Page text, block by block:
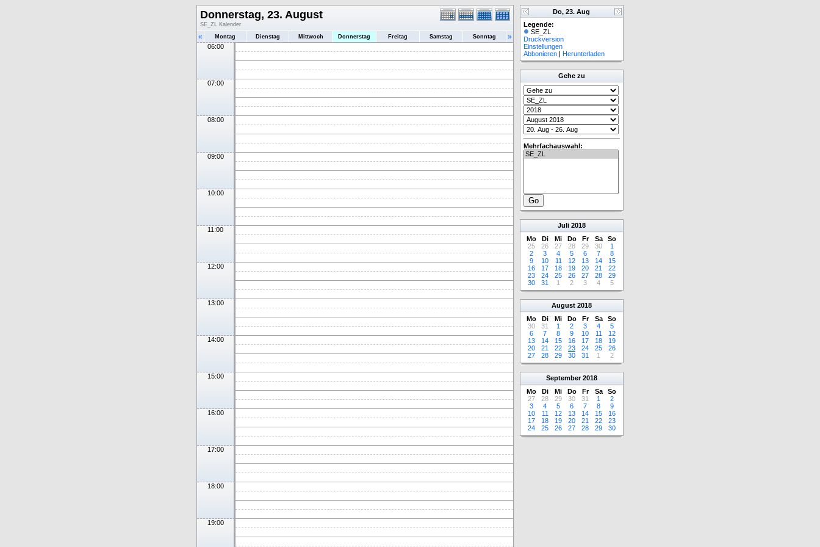
Donnerstag, 23. August
SE_ZL Kalender
« Montag Dienstag Mittwoch Donnerstag Freitag Samstag Sonntag »
06:00
07:00
08:00
09:00
10:00
11:00
12:00
13:00
14:00
15:00
16:00
17:00
18:00
19:00
Do, 23. Aug
Legende:
SE_ZL
Druckversion
Einstellungen
Abbonieren | Herunterladen
Gehe zu
Mehrfachauswahl:
Juli 2018
Mo
Di Mi Do Fr Sa
So
25
26 27 28 29 30
1
2
3 4 5 6 7
8
9
10 11 12 13 14
15
16
17 18 19 20 21
22
23
24 25 26 27 28
29
30
31 1 2 3 4 5
August 2018
Mo
Di Mi Do Fr Sa
So
30
31 1 2 3 4
5
6
7 8 9 10 11
12
13
14 15 16 17 18
19
20
21 22 23 24 25
26
27
28 29 30 31 1 2
September 2018
Mo
Di Mi Do Fr Sa
So
27
28 29 30 31 1
2
3
4 5 6 7 8
9
10
11 12 13 14 15
16
17
18 19 20 21 22
23
24
25 26 27 28 29 30